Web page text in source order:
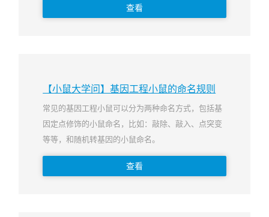
查看
【小鼠大学问】基因工程小鼠的命名规则
常见的基因工程小鼠可以分为两种命名方式，包括基
因定点修饰的小鼠命名，比如：敲除、敲入、点突变
等等，和随机转基因的小鼠命名。
查看